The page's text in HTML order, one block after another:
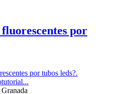
por
por tubos leds?.